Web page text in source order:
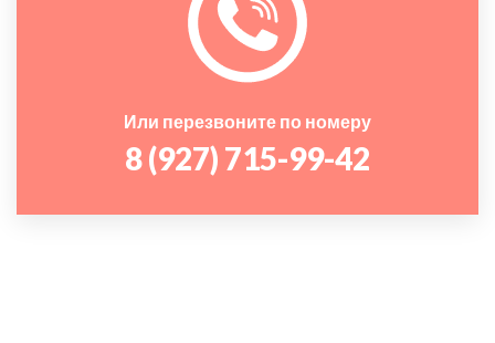
Или перезвоните по номеру
8 (927) 715-99-42